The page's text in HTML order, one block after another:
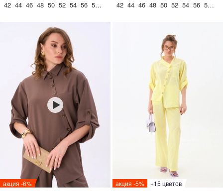
42 44 46 48 50 52 54 56 58 60 42 44 46 48 50 52 54 56 58 60
акция -6% акция -5% +15 цветов
Дарим скидку 5%
за подписку на наш
телеграм-канал
Стильные подборки, эксклюзивные акции и горячие
распродажи в удобном формате